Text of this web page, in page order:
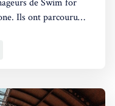
de Swim for
Ils ont parcouru